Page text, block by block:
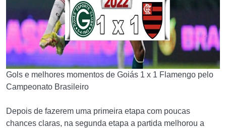
Gols e melhores momentos de Goiás 1 x 1 Flamengo pelo
Campeonato Brasileiro
Depois de fazerem uma primeira etapa com poucas
chances claras, na segunda etapa a partida melhorou a